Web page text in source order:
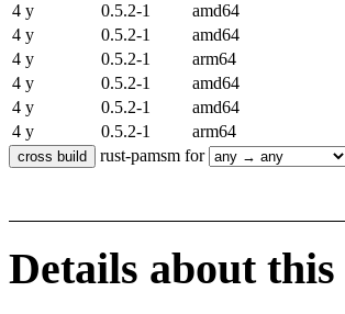
4 y
0.5.2-1 amd64
4 y
0.5.2-1 amd64
4 y
0.5.2-1 arm64
4 y
0.5.2-1 amd64
4 y
0.5.2-1 amd64
4 y
0.5.2-1 arm64
rust-pamsm for
Details about this